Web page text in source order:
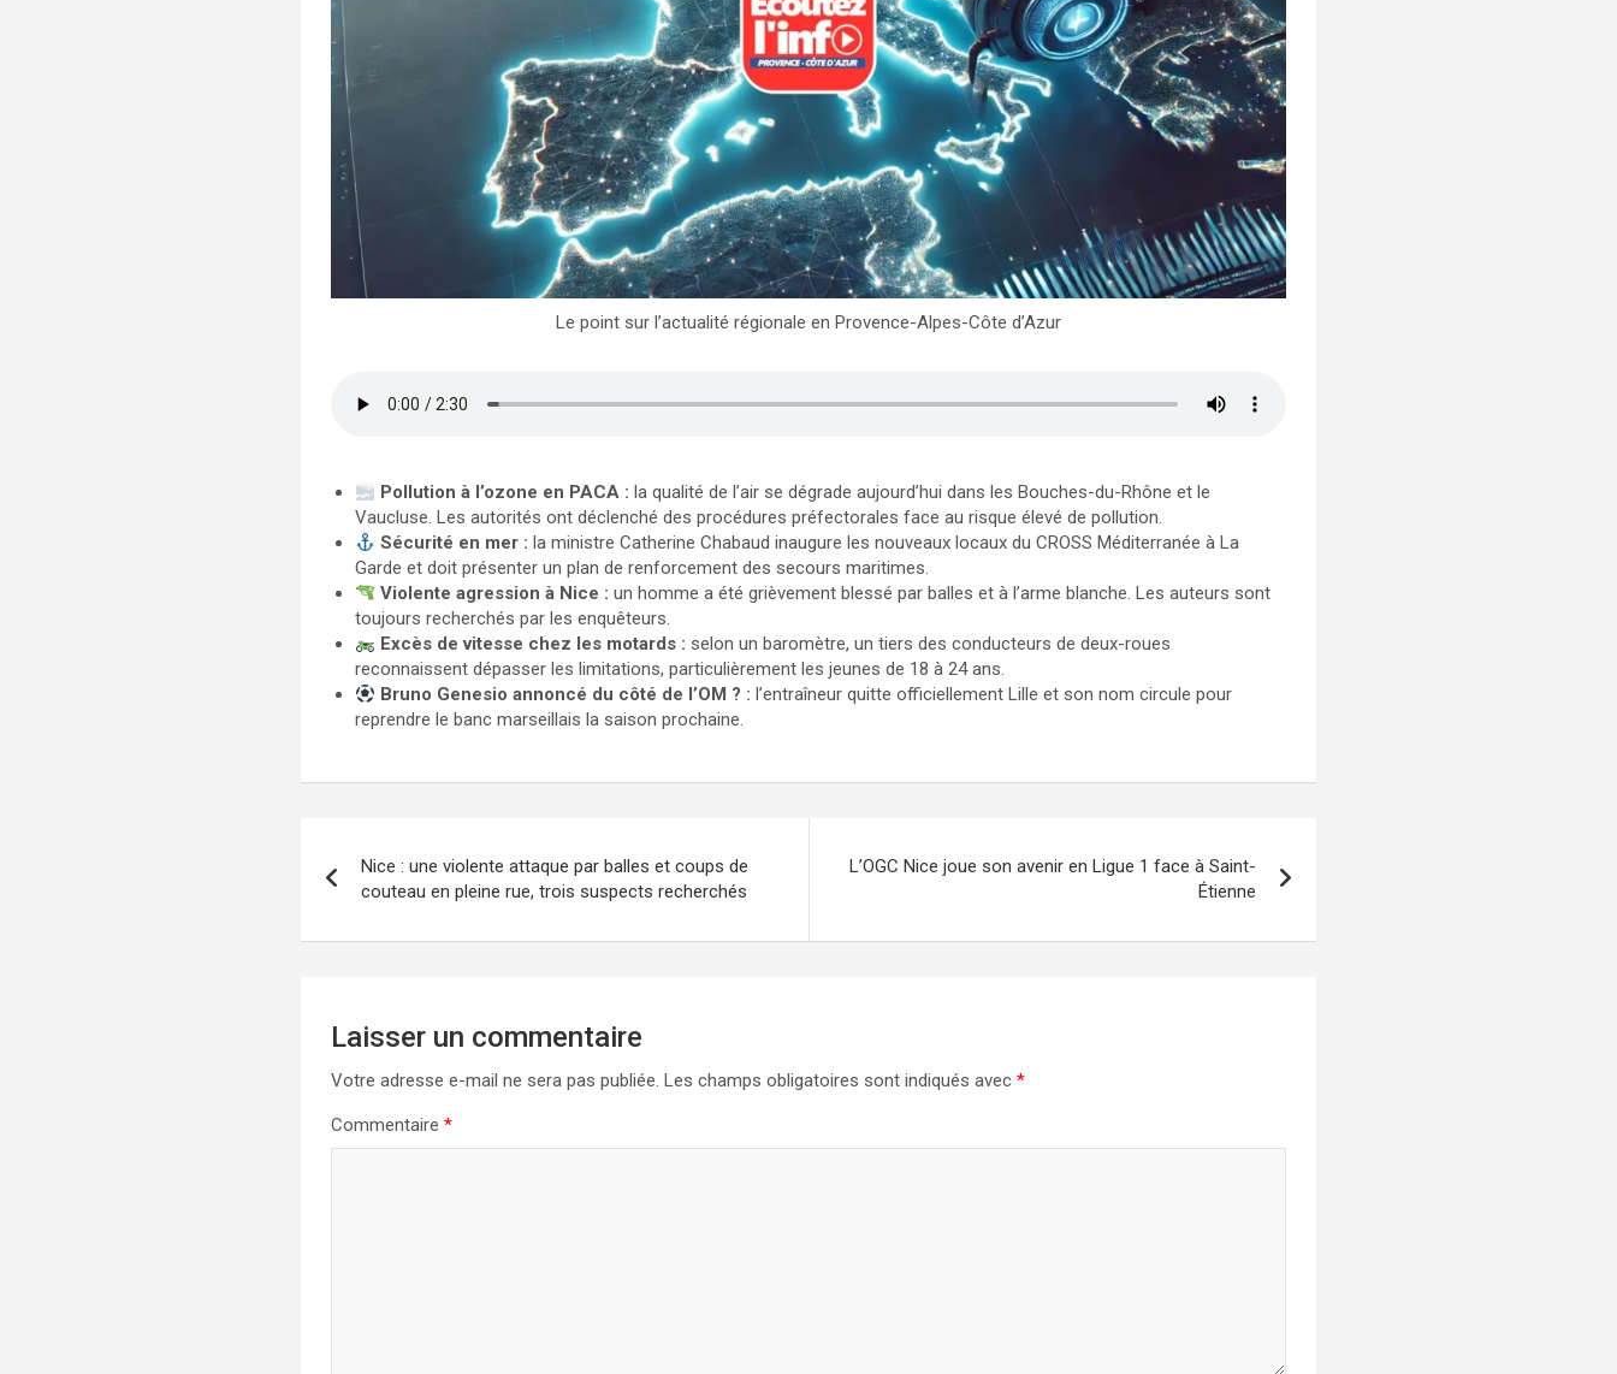
Le point sur l’actualité régionale en Provence-Alpes-Côte d’Azur
Pollution à l’ozone en PACA : la qualité de l’air se dégrade aujourd’hui dans les Bouches-du-Rhône et le
Vaucluse. Les autorités ont déclenché des procédures préfectorales face au risque élevé de pollution.
Sécurité en mer :la ministre Catherine Chabaud inaugure les nouveaux locaux du CROSS Méditerranée à La
Garde et doit présenter un plan de renforcement des secours maritimes.
Violente agression à Nice : un homme a été grièvement blessé par balles et à l’arme blanche. Les auteurs sont
toujours recherchés par les enquêteurs.
Excès de vitesse chez les motards : selon un baromètre, un tiers des conducteurs de deux-roues
reconnaissent dépasser les limitations, particulièrement les jeunes de 18 à 24 ans.
Bruno Genesio annoncé du côté de l’OM ? : l’entraîneur quitte officiellement Lille et son nom circule pour
reprendre le banc marseillais la saison prochaine.
de
l’article
Nice : une violente attaque par balles et coups de
couteau en pleine rue, trois suspects recherchés
L’OGC Nice joue son avenir en Ligue 1 face à Saint-
Étienne
Laisser un commentaire
Votre adresse e-mail ne sera pas publiée. Les champs obligatoires sont indiqués avec*
Commentaire*